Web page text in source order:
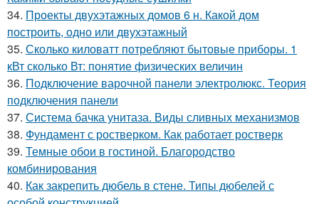
34. Проекты двухэтажных домов 6 н. Какой дом
построить, одно или двухэтажный
35. Сколько киловатт потребляют бытовые приборы. 1
кВт сколько Вт: понятие физических величин
36. Подключение варочной панели электролюкс. Теория
подключения панели
37. Система бачка унитаза. Виды сливных механизмов
38. Фундамент с ростверком. Как работает ростверк
39. Темные обои в гостиной. Благородство
комбинирования
40. Как закрепить дюбель в стене. Типы дюбелей с